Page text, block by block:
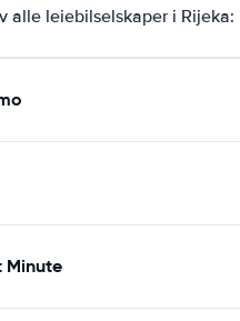
alle leiebilselskaper i Rijeka:
Minute